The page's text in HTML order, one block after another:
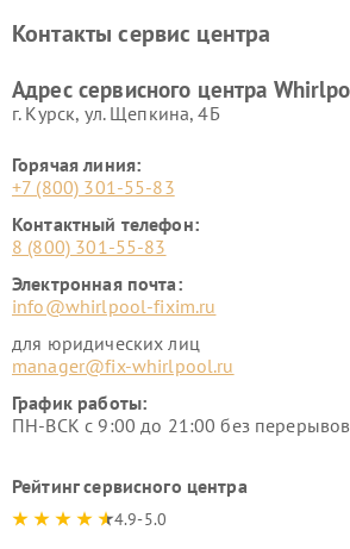
Контакты сервис центра
Адрес сервисного центра
г. Курск, ул. Щепкина, 4Б
Горячая линия:
+7 (800) 301-55-83
Контактный телефон:
8 (800) 301-55-83
Электронная почта:
info@whirlpool-fixim.ru
для юридических лиц
manager@fix-whirlpool.ru
График работы:
ПН-ВСК с 9:00 до 21:00 без
Рейтинг сервисного центра
4.9-5.0